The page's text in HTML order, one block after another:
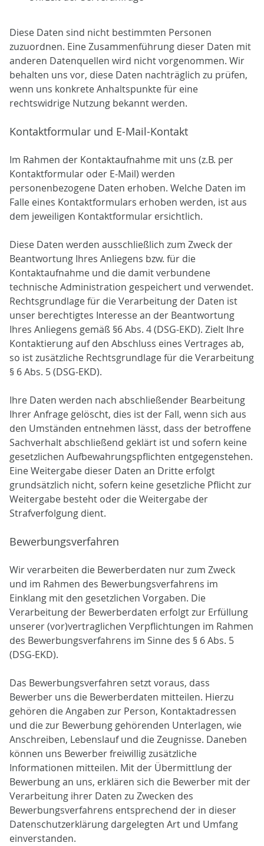
Diese Daten sind nicht bestimmten Personen
zuzuordnen. Eine Zusammenführung dieser Daten mit
anderen Datenquellen wird nicht vorgenommen. Wir
behalten uns vor, diese Daten nachträglich zu prüfen,
wenn uns konkrete Anhaltspunkte für eine
rechtswidrige Nutzung bekannt werden.
Kontaktformular und E-Mail-Kontakt
Im Rahmen der Kontaktaufnahme mit uns (z.B. per
Kontaktformular oder E-Mail) werden
personenbezogene Daten erhoben. Welche Daten im
Falle eines Kontaktformulars erhoben werden, ist aus
dem jeweiligen Kontaktformular ersichtlich.
Diese Daten werden ausschließlich zum Zweck der
Beantwortung Ihres Anliegens bzw. für die
Kontaktaufnahme und die damit verbundene
technische Administration gespeichert und verwendet.
Rechtsgrundlage für die Verarbeitung der Daten ist
unser berechtigtes Interesse an der Beantwortung
Ihres Anliegens gemäß §6 Abs. 4 (DSG-EKD). Zielt Ihre
Kontaktierung auf den Abschluss eines Vertrages ab,
so ist zusätzliche Rechtsgrundlage für die Verarbeitung
§ 6 Abs. 5 (DSG-EKD).
Ihre Daten werden nach abschließender Bearbeitung
Ihrer Anfrage gelöscht, dies ist der Fall, wenn sich aus
den Umständen entnehmen lässt, dass der betroffene
Sachverhalt abschließend geklärt ist und sofern keine
gesetzlichen Aufbewahrungspflichten entgegenstehen.
Eine Weitergabe dieser Daten an Dritte erfolgt
grundsätzlich nicht, sofern keine gesetzliche Pflicht zur
Weitergabe besteht oder die Weitergabe der
Strafverfolgung dient.
Bewerbungsverfahren
Wir verarbeiten die Bewerberdaten nur zum Zweck
und im Rahmen des Bewerbungsverfahrens im
Einklang mit den gesetzlichen Vorgaben. Die
Verarbeitung der Bewerberdaten erfolgt zur Erfüllung
unserer (vor)vertraglichen Verpflichtungen im Rahmen
des Bewerbungsverfahrens im Sinne des § 6 Abs. 5
(DSG-EKD).
Das Bewerbungsverfahren setzt voraus, dass
Bewerber uns die Bewerberdaten mitteilen. Hierzu
gehören die Angaben zur Person, Kontaktadressen
und die zur Bewerbung gehörenden Unterlagen, wie
Anschreiben, Lebenslauf und die Zeugnisse. Daneben
können uns Bewerber freiwillig zusätzliche
Informationen mitteilen. Mit der Übermittlung der
Bewerbung an uns, erklären sich die Bewerber mit der
Verarbeitung ihrer Daten zu Zwecken des
Bewerbungsverfahrens entsprechend der in dieser
Datenschutzerklärung dargelegten Art und Umfang
einverstanden.